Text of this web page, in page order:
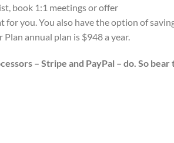
book 1:1 meetings or offer
you. You also have the option of
annual plan is $948 a year.
– Stripe and PayPal – do. So bear